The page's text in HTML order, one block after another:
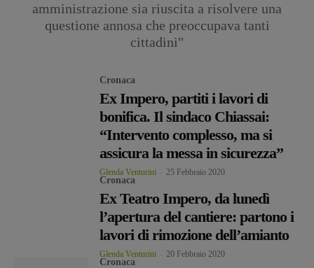
amministrazione sia riuscita a risolvere una
questione annosa che preoccupava tanti
cittadini"
Cronaca
Ex Impero, partiti i lavori di
bonifica. Il sindaco Chiassai:
“Intervento complesso, ma si
assicura la messa in sicurezza”
Glenda Venturini 25 Febbraio 2020
Cronaca
Ex Teatro Impero, da lunedì
l’apertura del cantiere: partono i
lavori di rimozione dell’amianto
Glenda Venturini 20 Febbraio 2020
Cronaca